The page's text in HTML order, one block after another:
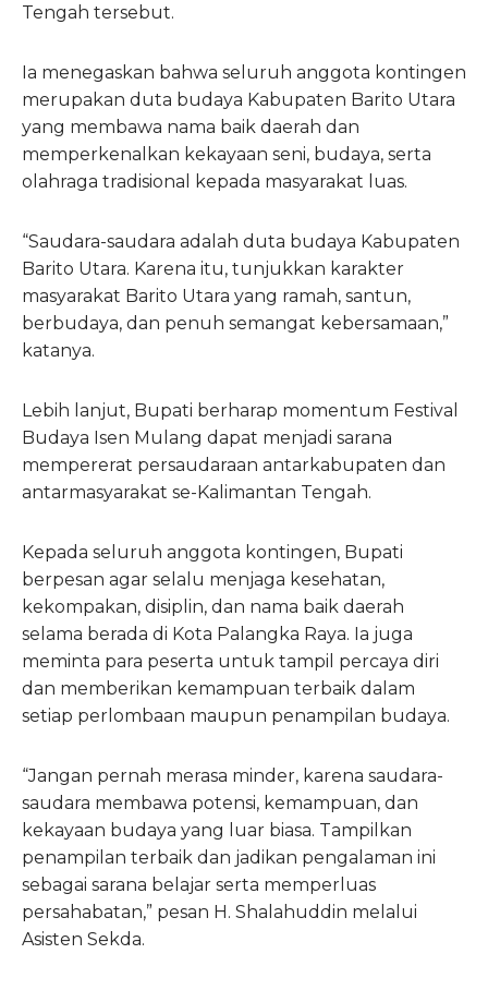
Tengah tersebut.
Ia menegaskan bahwa seluruh anggota kontingen
merupakan duta budaya Kabupaten Barito Utara
yang membawa nama baik daerah dan
memperkenalkan kekayaan seni, budaya, serta
olahraga tradisional kepada masyarakat luas.
“Saudara-saudara adalah duta budaya Kabupaten
Barito Utara. Karena itu, tunjukkan karakter
masyarakat Barito Utara yang ramah, santun,
berbudaya, dan penuh semangat kebersamaan,”
katanya.
Lebih lanjut, Bupati berharap momentum Festival
Budaya Isen Mulang dapat menjadi sarana
mempererat persaudaraan antarkabupaten dan
antarmasyarakat se-Kalimantan Tengah.
Kepada seluruh anggota kontingen, Bupati
berpesan agar selalu menjaga kesehatan,
kekompakan, disiplin, dan nama baik daerah
selama berada di Kota Palangka Raya. Ia juga
meminta para peserta untuk tampil percaya diri
dan memberikan kemampuan terbaik dalam
setiap perlombaan maupun penampilan budaya.
“Jangan pernah merasa minder, karena saudara-
saudara membawa potensi, kemampuan, dan
kekayaan budaya yang luar biasa. Tampilkan
penampilan terbaik dan jadikan pengalaman ini
sebagai sarana belajar serta memperluas
persahabatan,” pesan H. Shalahuddin melalui
Asisten Sekda.